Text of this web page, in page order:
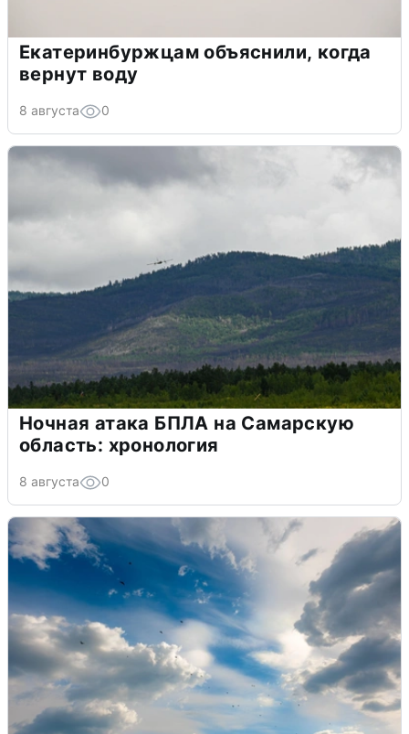
Екатеринбуржцам объяснили, когда
вернут воду
8 августа 0
Ночная атака БПЛА на Самарскую
область: хронология
8 августа 0